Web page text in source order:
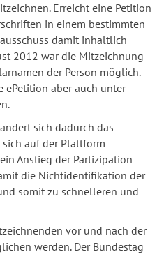
Erreicht eine Petition
in einem bestimmten
damit inhaltlich
2012 war die Mitzeichnung
der Person möglich.
ePetition aber auch unter
sich dadurch das
auf der Plattform
Anstieg der Partizipation
die Nichtidentifikation der
somit zu schnelleren und
vor und nach der
werden. Der Bundestag